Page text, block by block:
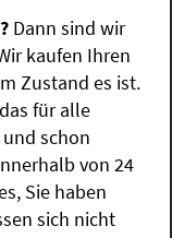
Dann sind wir
kaufen Ihren
Zustand es ist.
für alle
schon
von 24
Sie haben
sich nicht